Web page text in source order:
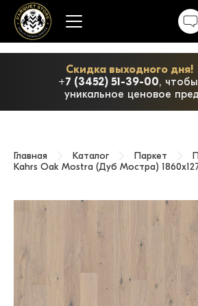
Скидка выходного дня!
+7 (3452) 51-39-00,
уникальное ценовое
Главная Каталог Паркет
Kahrs Oak Mostra (Дуб Мостра)